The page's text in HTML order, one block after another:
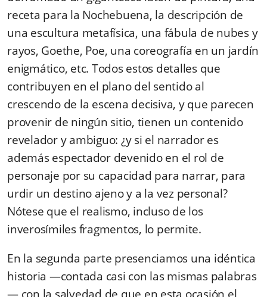
receta para la Nochebuena, la descripción de
una escultura metafísica, una fábula de nubes y
rayos, Goethe, Poe, una coreografía en un jardín
enigmático, etc. Todos estos detalles que
contribuyen en el plano del sentido al
crescendo de la escena decisiva, y que parecen
provenir de ningún sitio, tienen un contenido
revelador y ambiguo: ¿y si el narrador es
además espectador devenido en el rol de
personaje por su capacidad para narrar, para
urdir un destino ajeno y a la vez personal?
Nótese que el realismo, incluso de los
inverosímiles fragmentos, lo permite.
En la segunda parte presenciamos una idéntica
historia —contada casi con las mismas palabras
— con la salvedad de que en esta ocasión el